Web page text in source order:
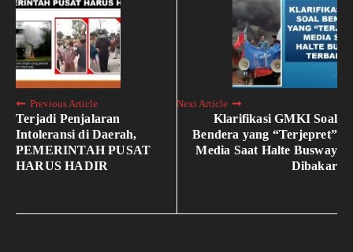
Previous Article
Terjadi Penjalaran
Intoleransi di Daerah,
PEMERINTAH PUSAT
HARUS HADIR
Next Article
Klarifikasi GMKI Soal
Bendera yang “Terjepret”
Media Saat Halte Busway
Dibakar